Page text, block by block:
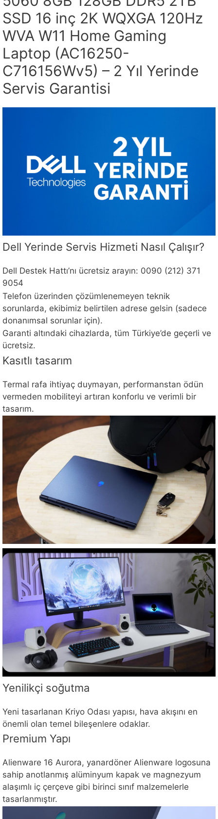
SSD 16 inç 2K WQXGA 120Hz
WVA W11 Home Gaming
Laptop (AC16250-
C716156Wv5) – 2 Yıl Yerinde
Servis Garantisi
Dell Yerinde Servis Hizmeti Nasıl Çalışır?
Dell Destek Hattı’nı ücretsiz arayın: 0090 (212) 371
9054
Telefon üzerinden çözümlenemeyen teknik
sorunlarda, ekibimiz belirtilen adrese gelsin (sadece
donanımsal sorunlar için).
Garanti altındaki cihazlarda, tüm Türkiye’de geçerli ve
ücretsiz.
Kasıtlı tasarım
Termal rafa ihtiyaç duymayan, performanstan ödün
vermeden mobiliteyi artıran konforlu ve verimli bir
tasarım.
Yenilikçi soğutma
Yeni tasarlanan Kriyo Odası yapısı, hava akışını en
önemli olan temel bileşenlere odaklar.
Premium Yapı
Alienware 16 Aurora, yanardöner Alienware logosuna
sahip anotlanmış alüminyum kapak ve magnezyum
alaşımlı iç çerçeve gibi birinci sınıf malzemelerle
tasarlanmıştır.